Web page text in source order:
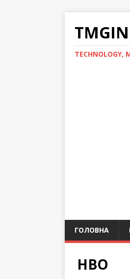
ТECHNOLOGY,
ГОЛОВНА
HBO